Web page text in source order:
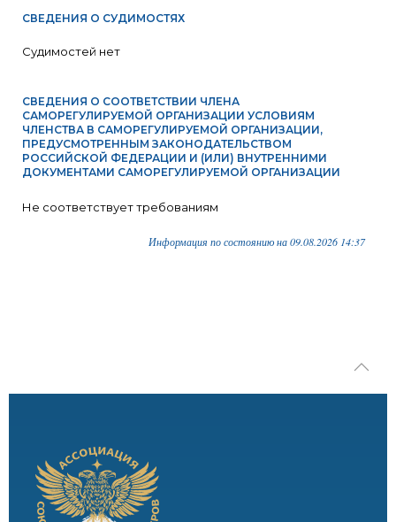
СВЕДЕНИЯ О СУДИМОСТЯХ
Судимостей нет
СВЕДЕНИЯ О СООТВЕТСТВИИ ЧЛЕНА
САМОРЕГУЛИРУЕМОЙ ОРГАНИЗАЦИИ УСЛОВИЯМ
ЧЛЕНСТВА В САМОРЕГУЛИРУЕМОЙ ОРГАНИЗАЦИИ,
ПРЕДУСМОТРЕННЫМ ЗАКОНОДАТЕЛЬСТВОМ
РОССИЙСКОЙ ФЕДЕРАЦИИ И (ИЛИ) ВНУТРЕННИМИ
ДОКУМЕНТАМИ САМОРЕГУЛИРУЕМОЙ ОРГАНИЗАЦИИ
Не соответствует требованиям
Информация по состоянию на 09.08.2026 14:37